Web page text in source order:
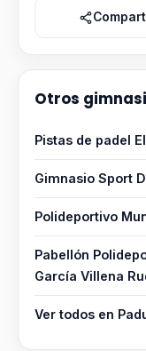
Otros
Pistas de padel
Gimnasio Sport
Polideportivo
Pabellón
García Villena
Ver todos en